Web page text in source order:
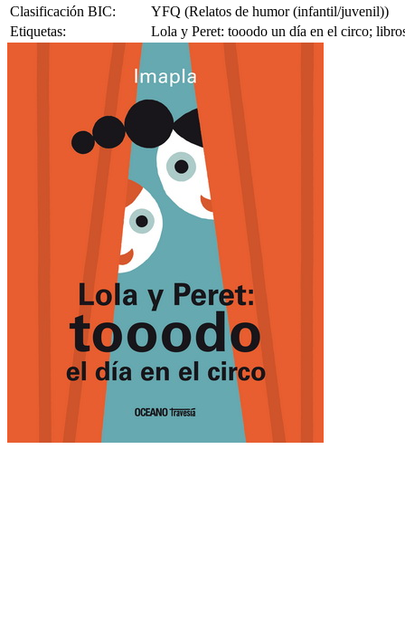
Clasificación BIC:
YFQ (Relatos de humor (infantil/juvenil))
Etiquetas:
Lola y Peret: tooodo un día en el circo;